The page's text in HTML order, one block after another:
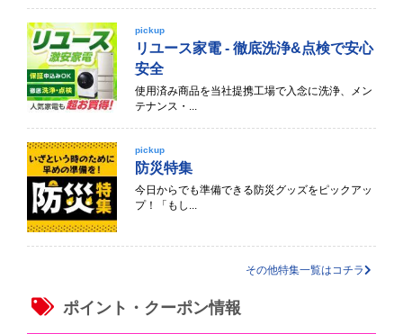
pickup
リユース家電 - 徹底洗浄&点検で安心
安全
使用済み商品を当社提携工場で入念に洗浄、メン
テナンス・...
pickup
防災特集
今日からでも準備できる防災グッズをピックアッ
プ！「もし...
その他特集一覧はコチラ
ポイント・クーポン情報